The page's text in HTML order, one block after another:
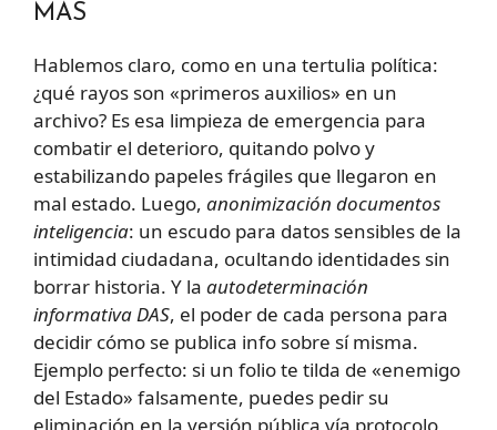
MÁS
Hablemos claro, como en una tertulia política:
¿qué rayos son «primeros auxilios» en un
archivo? Es esa limpieza de emergencia para
combatir el deterioro, quitando polvo y
estabilizando papeles frágiles que llegaron en
mal estado. Luego, anonimización documentos
inteligencia: un escudo para datos sensibles de la
intimidad ciudadana, ocultando identidades sin
borrar historia. Y la autodeterminación
informativa DAS, el poder de cada persona para
decidir cómo se publica info sobre sí misma.
Ejemplo perfecto: si un folio te tilda de «enemigo
del Estado» falsamente, puedes pedir su